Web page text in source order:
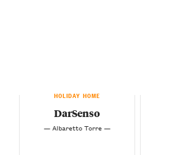
HOLIDAY HOME
DarSenso
— Albaretto Torre —